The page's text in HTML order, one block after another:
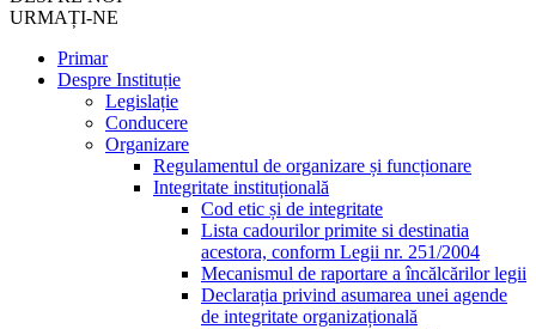
URMAȚI-NE
Primar
Despre Instituție
Legislație
Conducere
Organizare
Regulamentul de organizare și funcționare
Integritate instituțională
Cod etic și de integritate
Lista cadourilor primite si destinatia
acestora, conform Legii nr. 251/2004
Mecanismul de raportare a încălcărilor legii
Declarația privind asumarea unei agende
de integritate organizațională